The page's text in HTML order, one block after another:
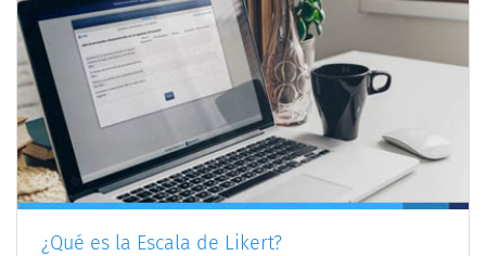
¿Qué es la Escala de Likert?